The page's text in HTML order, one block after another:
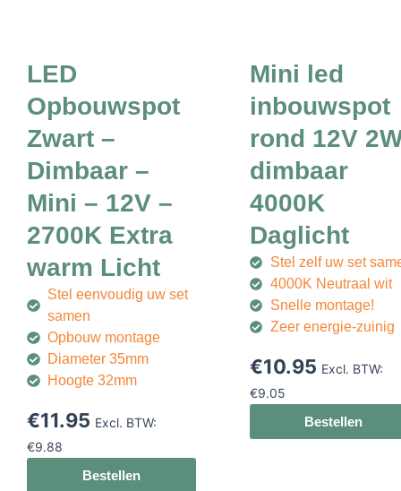
LED
Opbouwspot
Zwart –
Dimbaar –
Mini – 12V –
2700K Extra
warm Licht
Stel eenvoudig uw set
samen
Opbouw montage
Diameter 35mm
Hoogte 32mm
€11.95 Excl. BTW:
€9.88
Bestellen
Mini led
inbouwspot
rond 12V
dimbaar
4000K
Daglicht
Stel zelf uw set
4000K Neutraal wit
Snelle montage!
Zeer energie-zuinig
€10.95 Excl. BTW:
€9.05
Bestellen